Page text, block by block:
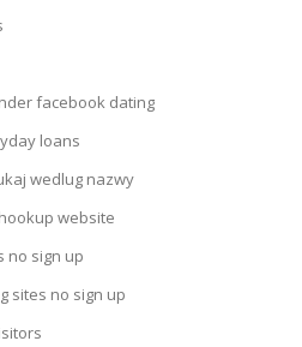
facebook dating
loans
wedlug nazwy
website
no sign up
sites no sign up